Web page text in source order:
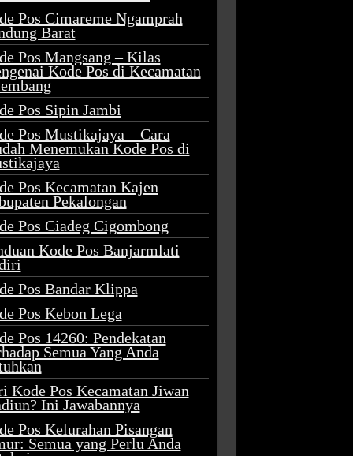
Pos Cimareme Ngamprah
Barat
Pos Mangsang – Kilas
Kode Pos di Kecamatan
Pos Sipin Jambi
Pos Mustikajaya – Cara
Menemukan Kode Pos di
Pos Kecamatan Kajen
Pekalongan
Pos Ciadeg Cigombong
Kode Pos Banjarmlati
Pos Bandar Klippa
Pos Kebon Lega
Pos 14260: Pendekatan
Semua Yang Anda
Kode Pos Kecamatan Jiwan
Ini Jawabannya
Pos Kelurahan Pisangan
Semua yang Perlu Anda